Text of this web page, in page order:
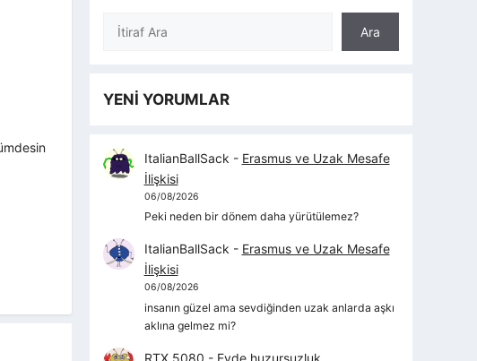
Ara
Ara
YENİ YORUMLAR
ItalianBallSack - Erasmus ve Uzak Mesafe
İlişkisi
06/08/2026
Peki neden bir dönem daha yürütülemez?
ItalianBallSack - Erasmus ve Uzak Mesafe
İlişkisi
06/08/2026
insanın güzel ama sevdiğinden uzak anlarda aşkı
aklına gelmez mi?
RTX 5080 - Evde huzursuzluk